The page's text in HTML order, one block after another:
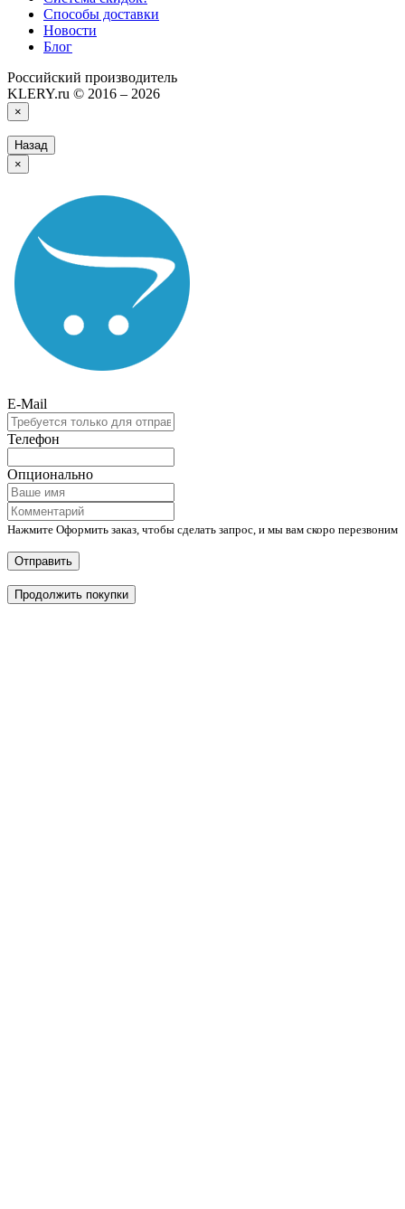
Способы доставки
Новости
Блог
Российский производитель
KLERY.ru © 2016 – 2026
×
Назад
×
E-Mail
Телефон
Опционально
Нажмите Оформить заказ, чтобы сделать запрос, и мы вам скоро перезвоним
Отправить
Продолжить покупки